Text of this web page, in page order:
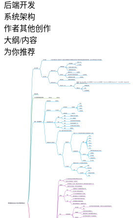
后端开发
系统架构
作者其他创作
大纲/内容
为你推荐